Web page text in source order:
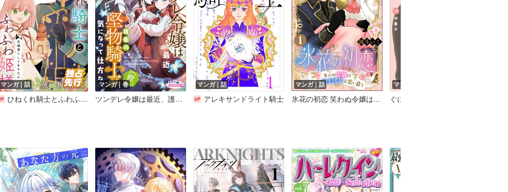
マンガ｜話
ひねくれ騎士とふわふわ姫様 古城暮らしと小さなおうち【分冊版】
マンガ｜巻
ツンデレ令嬢は最近、護衛の堅物騎士（獣）が気になって仕方ない【合本版】
マンガ｜話
アレキサンドライト騎士
マンガ｜話
氷花の初恋 笑わぬ令嬢は無骨な騎士団長を恋い慕う（分冊版）
マンガ｜巻